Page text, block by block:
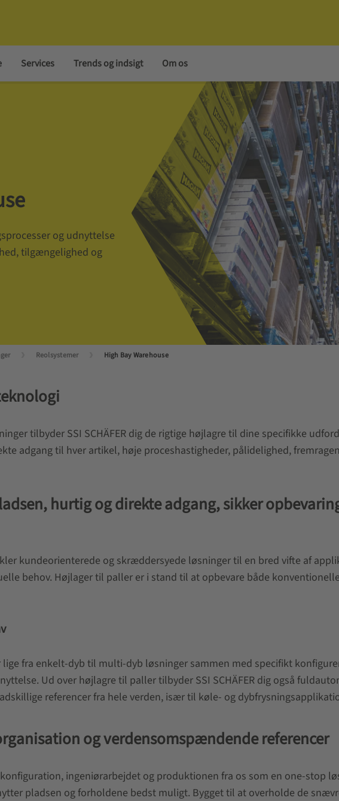
Services Trends og indsigt Om os
og udnyttelse
tilgængelighed og
Reolsystemer High Bay Warehouse
tilbyder SSI SCHÄFER dig de rigtige højlagre til dine specifikke
adgang til hver artikel, høje proceshastigheder, pålidelighed,
hurtig og direkte adgang, sikker
kundeorienterede og skræddersyede løsninger til en bred vifte af
behov. Højlager til paller er i stand til at opbevare både
fra enkelt-dyb til multi-dyb løsninger sammen med specifikt
Ud over højlagre til paller tilbyder SSI SCHÄFER dig også
referencer fra hele verden, især til køle- og
og verdensomspændende referencer
ingeniørarbejdet og produktionen fra os som en one-stop
pladsen og forholdene bedst muligt. Bygget til at overholde de